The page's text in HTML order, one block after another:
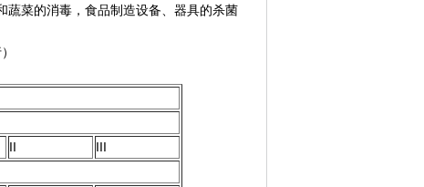
蔬菜的消毒，食品制造设备、器具的杀菌
II
III